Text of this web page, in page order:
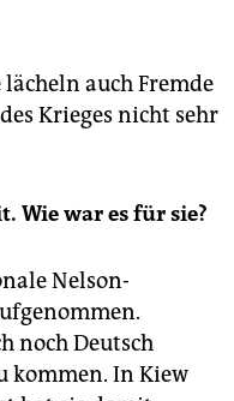
auch Fremde
Krieges nicht sehr
Wie war es für sie?
Nelson-
noch Deutsch
kommen. In Kiew